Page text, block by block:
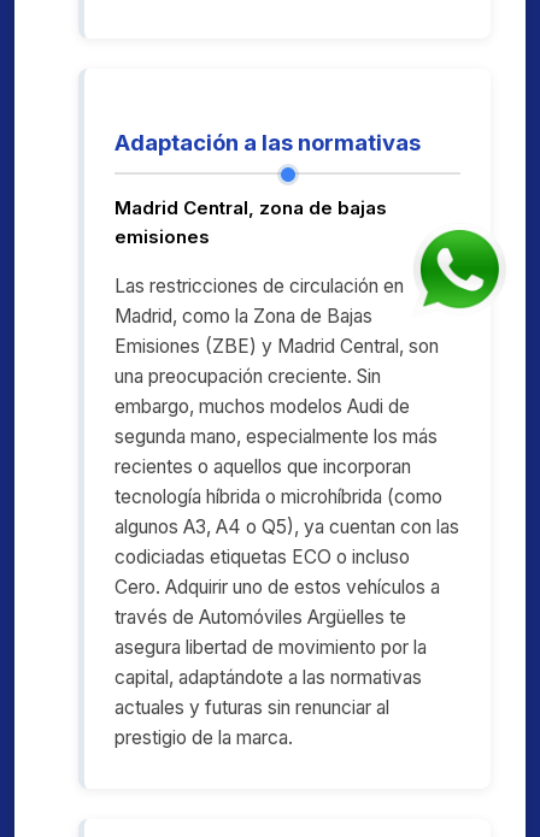
Adaptación a las normativas
Madrid Central, zona de bajas
emisiones
Las restricciones de circulación en
Madrid, como la Zona de Bajas
Emisiones (ZBE) y Madrid Central, son
una preocupación creciente. Sin
embargo, muchos modelos Audi de
segunda mano, especialmente los más
recientes o aquellos que incorporan
tecnología híbrida o microhíbrida (como
algunos A3, A4 o Q5), ya cuentan con las
codiciadas etiquetas ECO o incluso
Cero. Adquirir uno de estos vehículos a
través de Automóviles Argüelles te
asegura libertad de movimiento por la
capital, adaptándote a las normativas
actuales y futuras sin renunciar al
prestigio de la marca.